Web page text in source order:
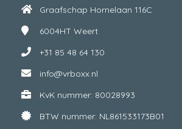
Graafschap Hornelaan 116C
6004HT Weert
+31 85 48 64 130
info@vrboxx.nl
KvK nummer: 80028993
BTW nummer: NL861533173B01